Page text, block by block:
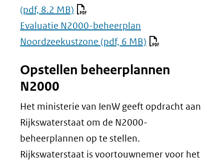
(pdf, 8.2 MB)
Evaluatie N2000-beheerplan
Noordzeekustzone (pdf, 6 MB)
Opstellen beheerplannen
N2000
Het ministerie van IenW geeft opdracht aan
Rijkswaterstaat om de N2000-
beheerplannen op te stellen.
Rijkswaterstaat is voortouwnemer voor het